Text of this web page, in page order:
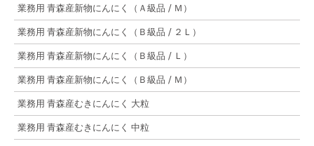
業務用 青森産新物にんにく（Ａ級品 / Ｍ）
業務用 青森産新物にんにく（Ｂ級品 / ２Ｌ）
業務用 青森産新物にんにく（Ｂ級品 / Ｌ）
業務用 青森産新物にんにく（Ｂ級品 / Ｍ）
業務用 青森産むきにんにく 大粒
業務用 青森産むきにんにく 中粒